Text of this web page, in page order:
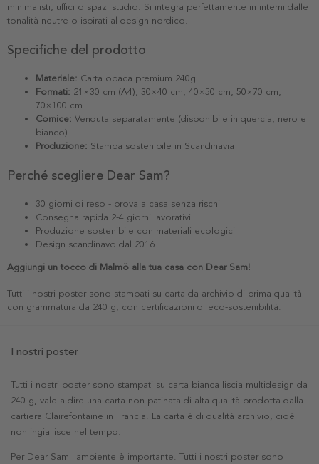
minimalisti, uffici o spazi studio. Si integra perfettamente in interni dalle
tonalità neutre o ispirati al design nordico.
Specifiche del prodotto
Materiale: Carta opaca premium 240g
Formati: 21×30 cm (A4), 30×40 cm, 40×50 cm, 50×70 cm,
70×100 cm
Cornice: Venduta separatamente (disponibile in quercia, nero e
bianco)
Produzione: Stampa sostenibile in Scandinavia
Perché scegliere Dear Sam?
30 giorni di reso - prova a casa senza rischi
Consegna rapida 2-4 giorni lavorativi
Produzione sostenibile con materiali ecologici
Design scandinavo dal 2016
Aggiungi un tocco di Malmö alla tua casa con Dear Sam!
Tutti i nostri poster sono stampati su carta da archivio di prima qualità
con grammatura da 240 g, con certificazioni di eco-sostenibilità.
I nostri poster
Tutti i nostri poster sono stampati su carta bianca liscia multidesign da
240 g, vale a dire una carta non patinata di alta qualità prodotta dalla
cartiera Clairefontaine in Francia. La carta è di qualità archivio, cioè
non ingiallisce nel tempo.
Per Dear Sam l'ambiente è importante. Tutti i nostri poster sono